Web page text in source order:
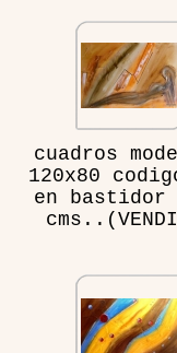
cuadros
120x80
en bastidor